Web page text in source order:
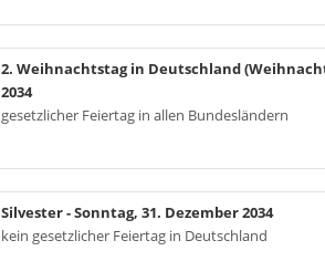
2. Weihnachtstag in Deutschland
2034
gesetzlicher Feiertag in allen Bundesländern
Silvester- Sonntag, 31. Dezember 2034
kein gesetzlicher Feiertag in Deutschland